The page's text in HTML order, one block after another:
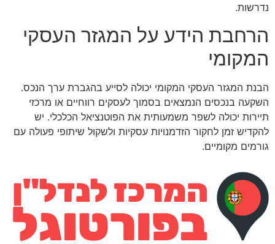
נדרשות.
הרחבת הידע על המגזר העסקי
המקומי
הבנת המגזר העסקי המקומי יכולה לסייע בהגברת ערך הנכס.
השקעה בנכסים הנמצאים בסמוך לעסקים רווחיים או מרכזי
תיירות יכולה לשפר משמעותית את הפוטנציאל הכלכלי. יש
להקדיש זמן לחקור הזדמנויות עסקיות ולשקול שיתופי פעולה עם
גורמים מקומיים.